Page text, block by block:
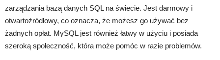
zarządzania bazą danych SQL na świecie. Jest darmowy i
otwartoźródłowy, co oznacza, że ​​możesz go używać bez
żadnych opłat. MySQL jest również łatwy w użyciu i posiada
szeroką społeczność, która może pomóc w razie problemów.